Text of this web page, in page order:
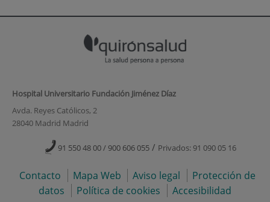
Hospital Universitario Fundación Jiménez Díaz
Avda. Reyes Católicos, 2
28040 Madrid Madrid
91 550 48 00 / 900 606 055 / Privados: 91 090 05 16
Contacto Mapa Web Aviso legal
Protección de
datos
Política de cookies Accesibilidad